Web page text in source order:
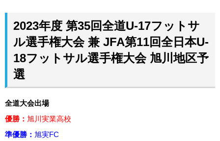
2023年度 第35回全道U-17フットサ
ル選手権大会 兼 JFA第11回全日本U-
18フットサル選手権大会 旭川地区予
選
全道大会出場
優勝： 旭川実業高校
準優勝： 旭実FC